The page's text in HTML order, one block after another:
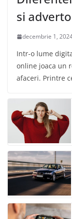
si
decembrie 1,
Intr-o lume
online joaca un
afaceri. Printre